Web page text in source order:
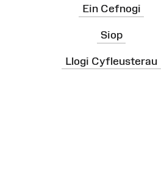
Ein Cefnogi
Siop
Llogi Cyfleusterau